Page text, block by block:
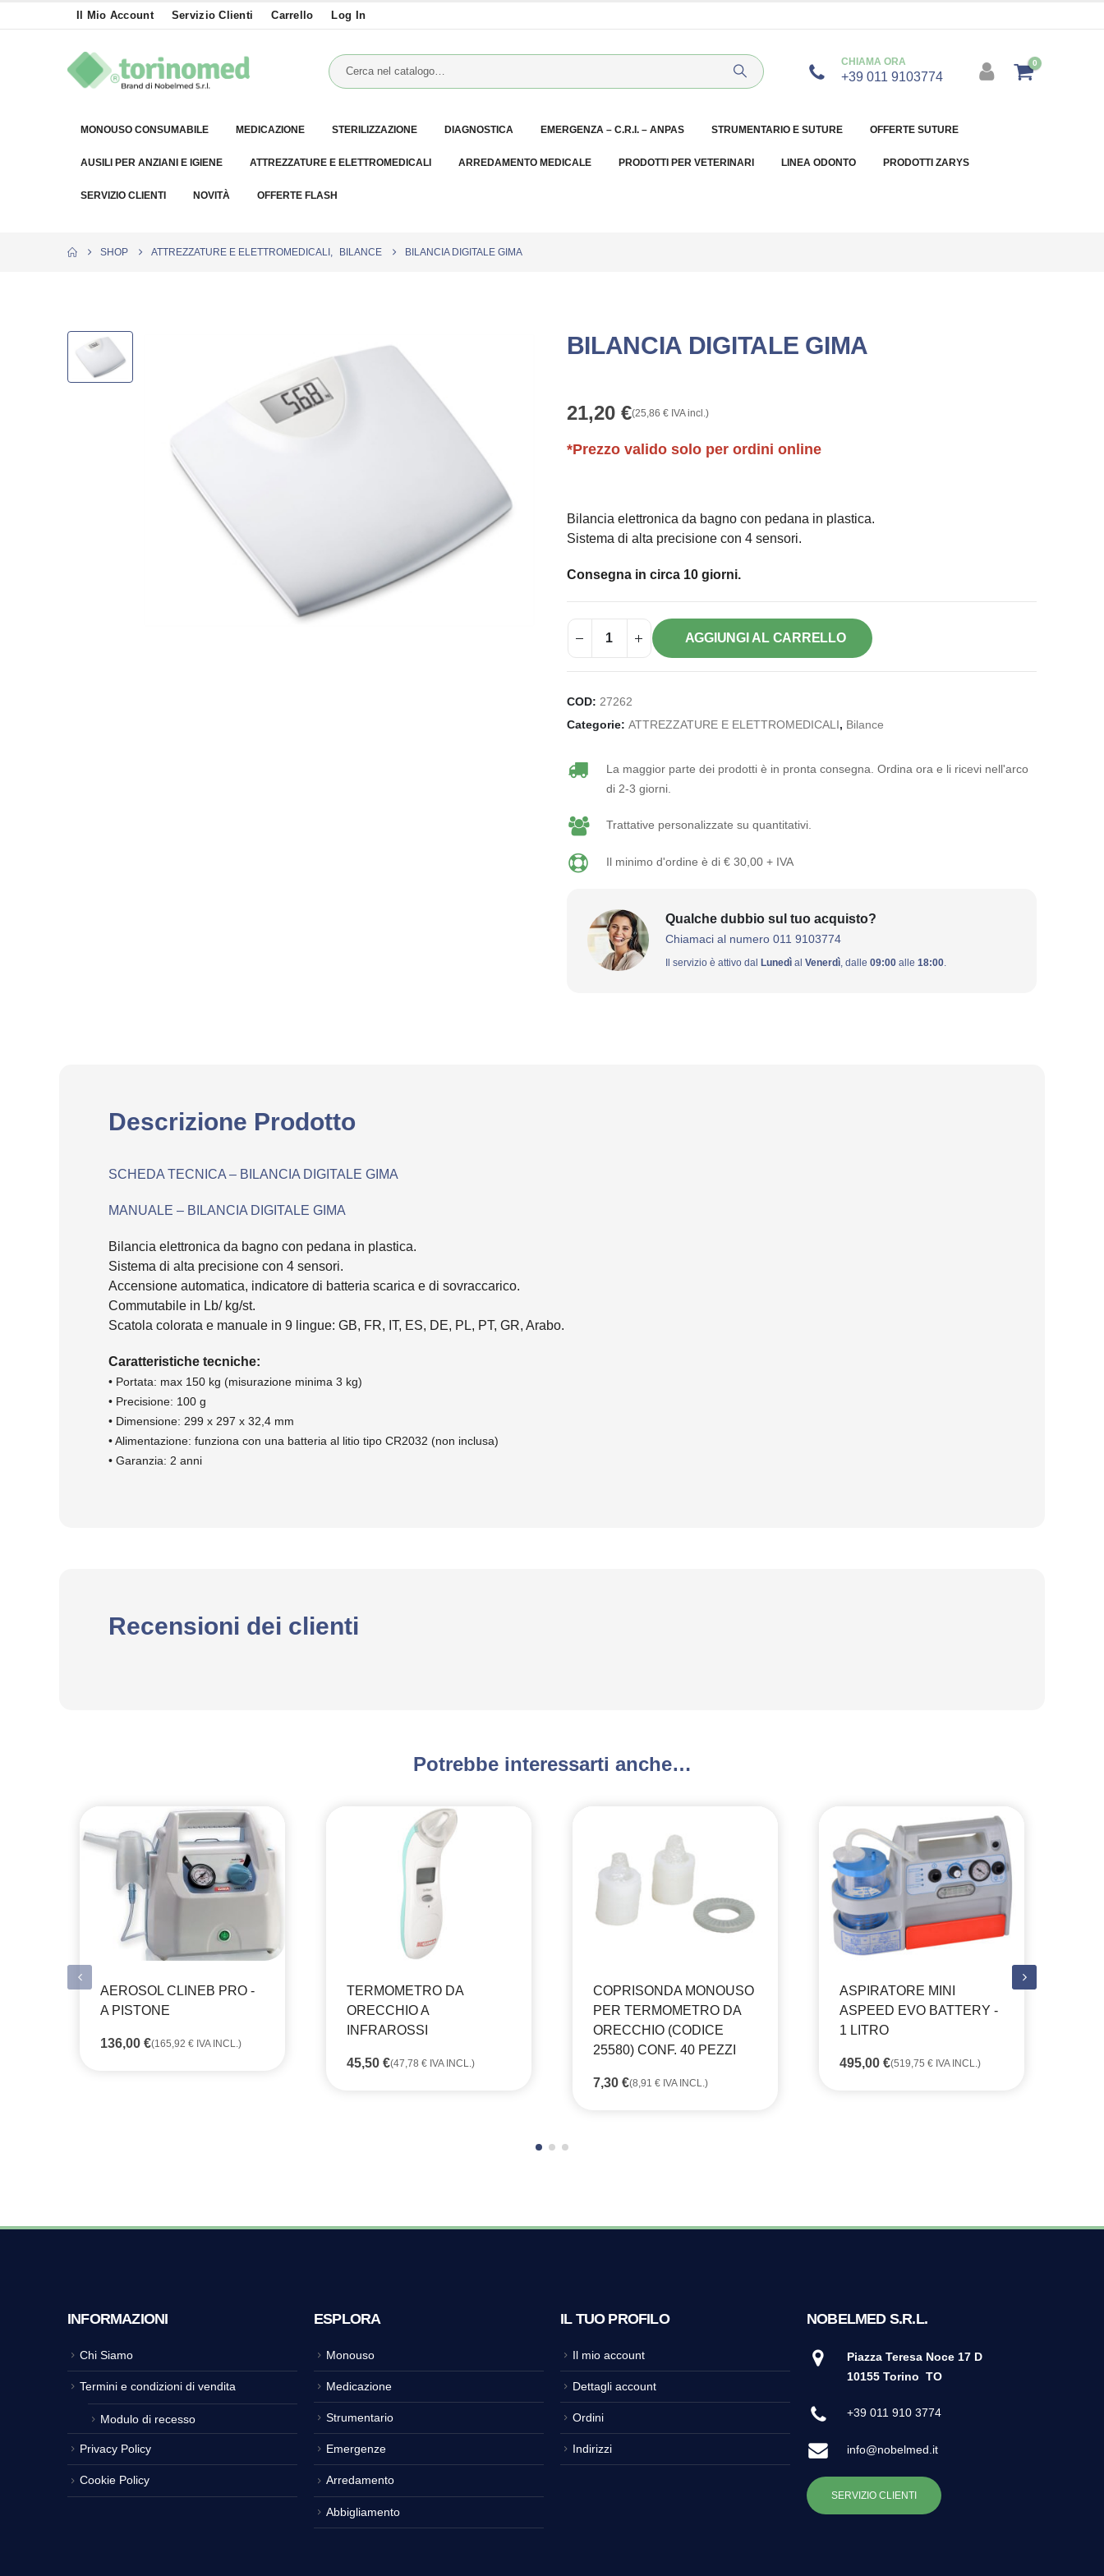
Il Mio Account Servizio Clienti Carrello Log In
CHIAMA ORA
+39 011 9103774
0
MONOUSO CONSUMABILE MEDICAZIONE STERILIZZAZIONE DIAGNOSTICA EMERGENZA – C.R.I. – ANPAS STRUMENTARIO E SUTURE OFFERTE SUTURE
AUSILI PER ANZIANI E IGIENE ATTREZZATURE E ELETTROMEDICALI ARREDAMENTO MEDICALE PRODOTTI PER VETERINARI LINEA ODONTO PRODOTTI ZARYS
SERVIZIO CLIENTI NOVITÀ OFFERTE FLASH
SHOP ATTREZZATURE E ELETTROMEDICALI BILANCE BILANCIA DIGITALE GIMA
BILANCIA DIGITALE GIMA
21,20 €(25,86 €IVA incl.)
*Prezzo valido solo per ordini online
Bilancia elettronica da bagno con pedana in plastica.
Sistema di alta precisione con 4 sensori.
Consegna in circa 10 giorni.
AGGIUNGI AL CARRELLO
COD: 27262
Categorie: ATTREZZATURE E ELETTROMEDICALI , Bilance
La maggior parte dei prodotti è in pronta consegna. Ordina ora e li ricevi nell'arco
di 2-3 giorni.
Trattative personalizzate su quantitativi.
Il minimo d'ordine è di € 30,00 + IVA
Qualche dubbio sul tuo acquisto?
Chiamaci al numero 011 9103774
Il servizio è attivo dal Lunedìal Venerdì, dalle 09:00alle 18:00.
Descrizione Prodotto
SCHEDA TECNICA – BILANCIA DIGITALE GIMA
MANUALE – BILANCIA DIGITALE GIMA
Bilancia elettronica da bagno con pedana in plastica.
Sistema di alta precisione con 4 sensori.
Accensione automatica, indicatore di batteria scarica e di sovraccarico.
Commutabile in Lb/ kg/st.
Scatola colorata e manuale in 9 lingue: GB, FR, IT, ES, DE, PL, PT, GR, Arabo.
Caratteristiche tecniche:
• Portata: max 150 kg (misurazione minima 3 kg)
• Precisione: 100 g
• Dimensione: 299 x 297 x 32,4 mm
• Alimentazione: funziona con una batteria al litio tipo CR2032 (non inclusa)
• Garanzia: 2 anni
Recensioni dei clienti
Potrebbe interessarti anche…
AEROSOL CLINEB PRO -
A PISTONE
136,00 €(165,92 € IVA INCL.)
TERMOMETRO DA
ORECCHIO A
INFRAROSSI
45,50 €(47,78 € IVA INCL.)
COPRISONDA MONOUSO
PER TERMOMETRO DA
ORECCHIO (CODICE
25580) CONF. 40 PEZZI
7,30 €(8,91 € IVA INCL.)
ASPIRATORE MINI
ASPEED EVO BATTERY -
1 LITRO
495,00 €(519,75 € IVA INCL.)
INFORMAZIONI
Chi Siamo
Termini e condizioni di vendita
Modulo di recesso
Privacy Policy
Cookie Policy
ESPLORA
Monouso
Medicazione
Strumentario
Emergenze
Arredamento
Abbigliamento
IL TUO PROFILO
Il mio account
Dettagli account
Ordini
Indirizzi
NOBELMED S.R.L.
Piazza Teresa Noce 17 D
10155 Torino TO
+39 011 910 3774
info@nobelmed.it
SERVIZIO CLIENTI